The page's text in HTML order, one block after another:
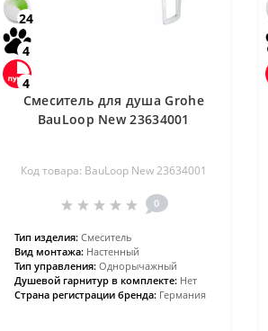
24
4
4
Смеситель для душа Grohe
BauLoop New 23634001
Код товара: BauLoop New 23634001
0
Тип изделия: Смеситель
Вид монтажа: Настенный
Тип управления: Однорычажный
Душевой гарнитур в комплекте: Нет
Страна регистрации бренда: Германия